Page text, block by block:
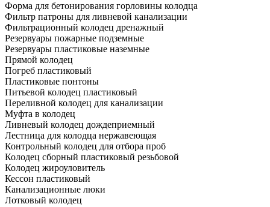
Форма для бетонирования горловины колодца
Фильтр патроны для ливневой канализации
Фильтрационный колодец дренажный
Резервуары пожарные подземные
Резервуары пластиковые наземные
Прямой колодец
Погреб пластиковый
Пластиковые понтоны
Питьевой колодец пластиковый
Переливной колодец для канализации
Муфта в колодец
Ливневый колодец дождеприемный
Лестница для колодца нержавеющая
Контрольный колодец для отбора проб
Колодец сборный пластиковый резьбовой
Колодец жироуловитель
Кессон пластиковый
Канализационные люки
Лотковый колодец